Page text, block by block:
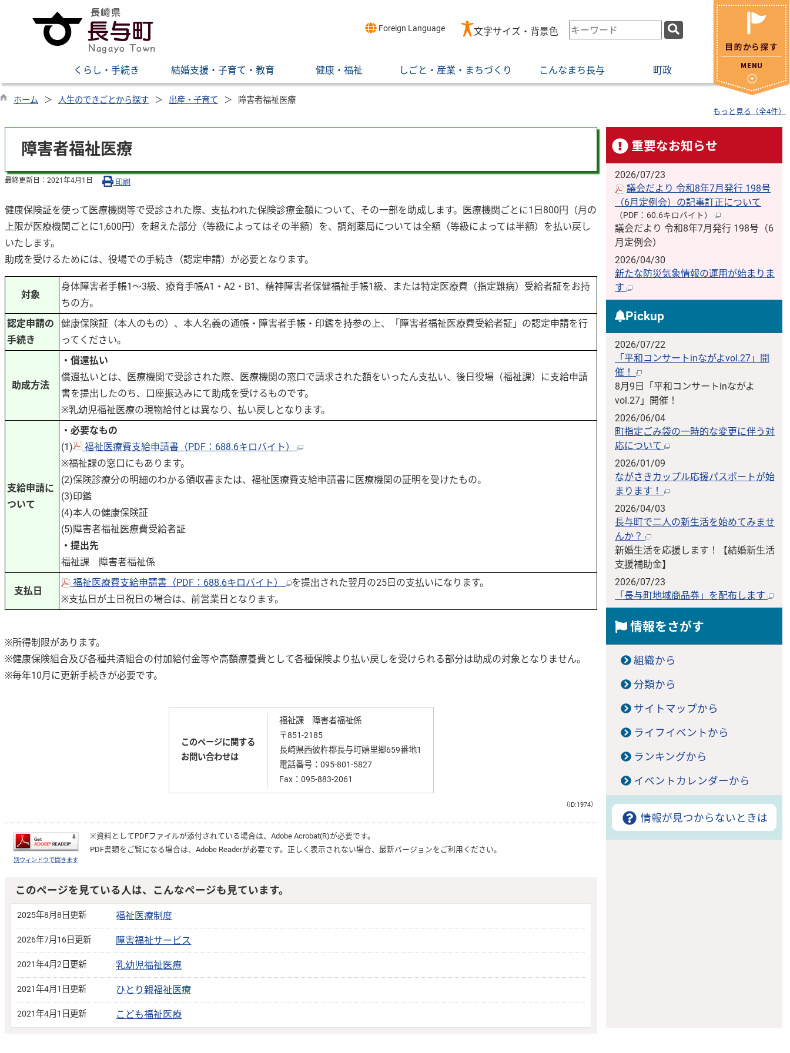
Foreign Language 文字サイズ・背景色
検
索
ー
ワ
くらし・手続き 結婚支援・子育て・教育 健康・福祉 しごと・産業・まちづくり こんなまち長与 町政
ホーム 人生のできごとから探す 出産・子育て 障害者福祉医療
もっと見る（全4件）
障害者福祉医療
最終更新日： 2021年4月1日 印刷
健康保険証を使って医療機関等で受診された際、支払われた保険診療金額について、その一部を助成します。医療機関ごとに1日800円（月の
上限が医療機関ごとに1,600円）を超えた部分（等級によってはその半額）を、調剤薬局については全額（等級によっては半額）を払い戻し
いたします。
助成を受けるためには、役場での手続き（認定申請）が必要となります。
対象
身体障害者手帳1～3級、療育手帳A1・A2・B1、精神障害者保健福祉手帳1級、または特定医療費（指定難病）受給者証をお持
ちの方。
認定申請の
手続き
健康保険証（本人のもの）、本人名義の通帳・障害者手帳・印鑑を持参の上、「障害者福祉医療費受給者証」の認定申請を行
ってください。
助成方法
・償還払い
償還払いとは、医療機関で受診された際、医療機関の窓口で請求された額をいったん支払い、後日役場（福祉課）に支給申請
書を提出したのち、口座振込みにて助成を受けるものです。
※乳幼児福祉医療の現物給付とは異なり、払い戻しとなります。
支給申請に
ついて
・必要なもの
(1)
福祉医療費支給申請書（PDF：688.6キロバイト）
※福祉課の窓口にもあります。
(2)保険診療分の明細のわかる領収書または、福祉医療費支給申請書に医療機関の証明を受けたもの。
(3)印鑑
(4)本人の健康保険証
(5)障害者福祉医療費受給者証
・提出先
福祉課 障害者福祉係
支払日
福祉医療費支給申請書（PDF：688.6キロバイト）
を提出された翌月の25日の支払いになります。
※支払日が土日祝日の場合は、前営業日となります。
※所得制限があります。
※健康保険組合及び各種共済組合の付加給付金等や高額療養費として各種保険より払い戻しを受けられる部分は助成の対象となりません。
※毎年10月に更新手続きが必要です。
このページに関する
お問い合わせは
福祉課 障害者福祉係
〒851-2185
長崎県西彼杵郡長与町嬉里郷659番地1
電話番号： 095-801-5827
Fax：095-883-2061
（ID:1974）
別ウィンドウで開きます
※資料としてPDFファイルが添付されている場合は、 Adobe Acrobat(R)が必要です。
PDF書類をご覧になる場合は、 Adobe Readerが必要です。正しく表示されない場合、最新バージョンをご利用ください。
このページを見ている人は、こんなページも見ています。
2025年8月8日更新 福祉医療制度
2026年7月16日更新 障害福祉サービス
2021年4月2日更新 乳幼児福祉医療
2021年4月1日更新 ひとり親福祉医療
2021年4月1日更新 こども福祉医療
重要なお知らせ
2026/07/23
議会だより 令和8年7月発行 198号
（6月定例会）の記事訂正について
（PDF：60.6キロバイト）
議会だより 令和8年7月発行 198号（6
月定例会）
2026/04/30
新たな防災気象情報の運用が始まりま
す
Pickup
2026/07/22
「平和コンサートinながよvol.27」開
催！
8月9日「平和コンサートinながよ
vol.27」開催！
2026/06/04
町指定ごみ袋の一時的な変更に伴う対
応について
2026/01/09
ながさきカップル応援パスポートが始
まります！
2026/04/03
長与町で二人の新生活を始めてみませ
んか？
新婚生活を応援します！【結婚新生活
支援補助金】
2026/07/23
「長与町地域商品券」を配布します
情報をさがす
組織から
分類から
サイトマップから
ライフイベントから
ランキングから
イベントカレンダーから
情報が見つからないときは